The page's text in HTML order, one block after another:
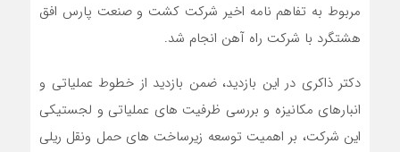
مربوط به تفاهم نامه اخیر شرکت کشت و صنعت پارس افق
هشتگرد با شرکت راه آهن انجام شد.
️دکتر ذاکری در این بازدید، ضمن بازدید از خطوط عملیاتی و
انبارهای مکانیزه و بررسی ظرفیت های عملیاتی و لجستیکی
این شرکت، بر اهمیت توسعه زیرساخت های حمل ونقل ریلی